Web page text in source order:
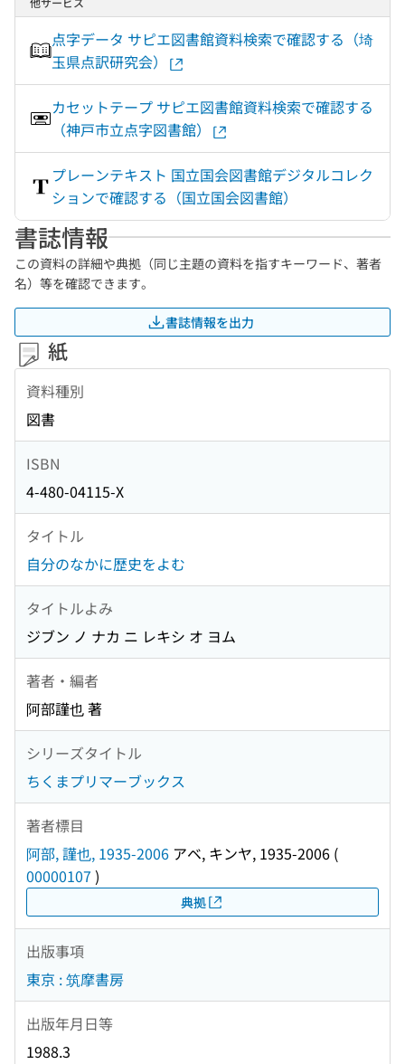
点字データ サピエ図書館資料検索で確認する（埼
玉県点訳研究会）
カセットテープ サピエ図書館資料検索で確認する
（神戸市立点字図書館）
プレーンテキスト 国立国会図書館デジタルコレク
ションで確認する（国立国会図書館）
書誌情報
この資料の詳細や典拠（同じ主題の資料を指すキーワード、著者
名）等を確認できます。
書誌情報を出力
紙
資料種別
図書
ISBN
4-480-04115-X
タイトル
自分のなかに歴史をよむ
タイトルよみ
ジブン ノ ナカ ニ レキシ オ ヨム
著者・編者
阿部謹也 著
シリーズタイトル
ちくまプリマーブックス
著者標目
阿部, 謹也, 1935-2006 アベ, キンヤ, 1935-2006 (
00000107 )
典拠
出版事項
東京 : 筑摩書房
出版年月日等
1988.3